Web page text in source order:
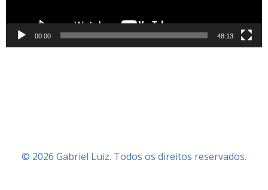
00:00 48:13
© 2026 Gabriel Luiz. Todos os direitos reservados.